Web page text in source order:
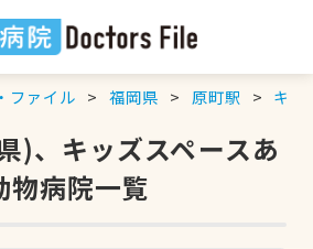
ファイル 福岡県 原町駅 キッ
)、キッズスペースあ
物病院一覧